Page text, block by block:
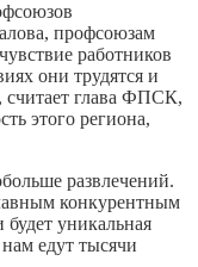
профсоюзам
работников
они трудятся и
считает глава ФПСК,
этого региона,
развлечений.
конкурентным
уникальная
едут тысячи